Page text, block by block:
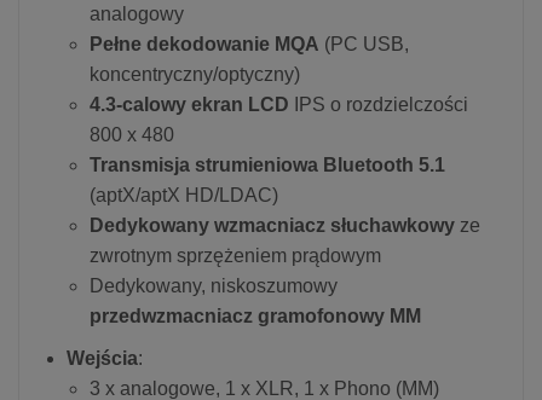
analogowy
Pełne dekodowanie MQA (PC USB,
koncentryczny/optyczny)
4.3-calowy ekran LCD IPS o rozdzielczości
800 x 480
Transmisja strumieniowa Bluetooth 5.1
(aptX/aptX HD/LDAC)
Dedykowany wzmacniacz słuchawkowy ze
zwrotnym sprzężeniem prądowym
Dedykowany, niskoszumowy
przedwzmacniacz gramofonowy MM
Wejścia:
3 x analogowe, 1 x XLR, 1 x Phono (MM)